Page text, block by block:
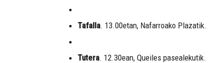
Tafalla. 13.00etan, Nafarroako Plazatik.
Tutera. 12.30ean, Queiles pasealekutik.